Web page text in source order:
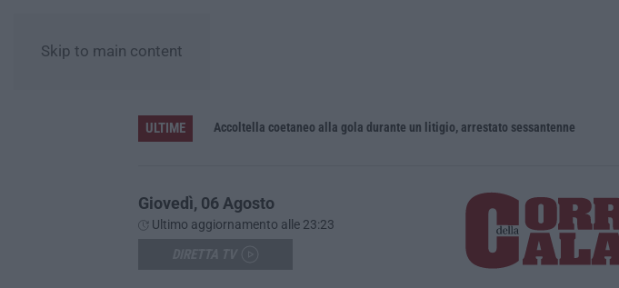
Skip to main content
ULTIME Accoltella coetaneo alla gola durante un litigio, arrestato sessantenne
Giovedì, 06 Agosto
Ultimo aggiornamento alle 23:23